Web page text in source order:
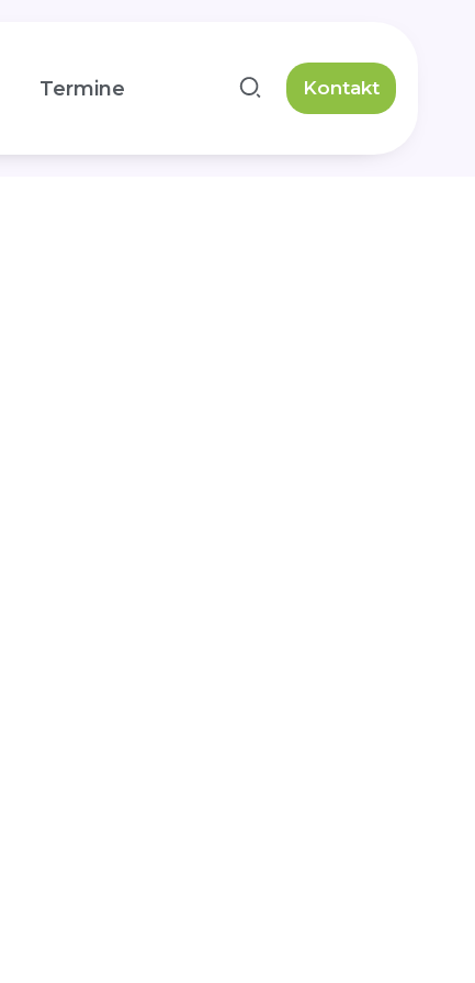
Termine Kontakt